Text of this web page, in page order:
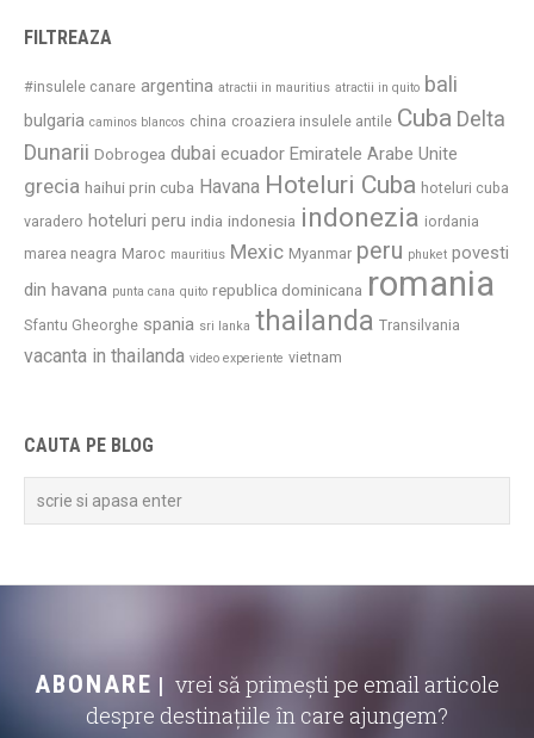
FILTREAZA
#insulele canare argentina atractii in mauritius atractii in quito bali
bulgaria caminos blancos china croaziera insulele antile Cuba Delta
Dunarii Dobrogea dubai ecuador Emiratele Arabe Unite
grecia haihui prin cuba Havana Hoteluri Cuba hoteluri cuba
varadero hoteluri peru india indonesia indonezia iordania
marea neagra Maroc mauritius Mexic Myanmar peru phuket povesti
din havana punta cana quito republica dominicana romania
Sfantu Gheorghe spania sri lanka thailanda Transilvania
vacanta in thailanda video experiente vietnam
CAUTA PE BLOG
ABONARE
vrei să primești pe email articole
despre destinațiile în care ajungem?